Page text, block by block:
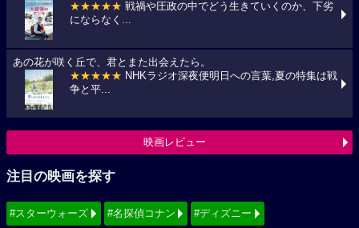
★★★★★ 戦禍や圧政の中でどう生きていくのか、下劣
にならなく...
あの花が咲く丘で、君とまた出会えたら。
★★★★★ NHKラジオ深夜便明日への言葉,夏の特集は戦
争と平...
映画レビュー
注目の映画を探す
#スターウォーズ #名探偵コナン #ディズニー